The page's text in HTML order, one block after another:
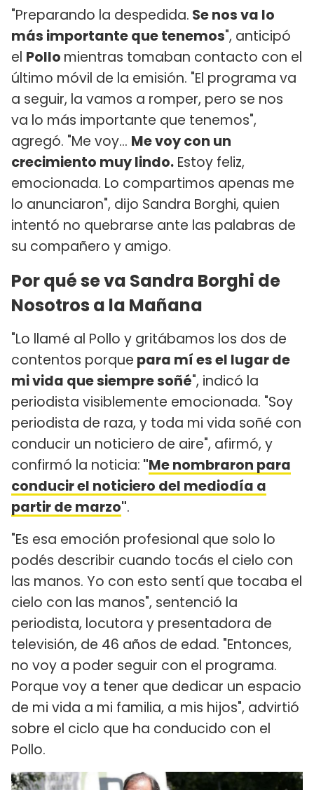
"Preparando la despedida. Se nos va lo
más importante que tenemos", anticipó
el Pollo mientras tomaban contacto con el
último móvil de la emisión. "El programa va
a seguir, la vamos a romper, pero se nos
va lo más importante que tenemos",
agregó. "Me voy... Me voy con un
crecimiento muy lindo. Estoy feliz,
emocionada. Lo compartimos apenas me
lo anunciaron", dijo Sandra Borghi, quien
intentó no quebrarse ante las palabras de
su compañero y amigo.
Por qué se va Sandra Borghi de
Nosotros a la Mañana
"Lo llamé al Pollo y gritábamos los dos de
contentos porque para mí es el lugar de
mi vida que siempre soñé", indicó la
periodista visiblemente emocionada. "Soy
periodista de raza, y toda mi vida soñé con
conducir un noticiero de aire", afirmó, y
confirmó la noticia: "Me nombraron para
conducir el noticiero del mediodía a
partir de marzo".
"Es esa emoción profesional que solo lo
podés describir cuando tocás el cielo con
las manos. Yo con esto sentí que tocaba el
cielo con las manos", sentenció la
periodista, locutora y presentadora de
televisión, de 46 años de edad. "Entonces,
no voy a poder seguir con el programa.
Porque voy a tener que dedicar un espacio
de mi vida a mi familia, a mis hijos", advirtió
sobre el ciclo que ha conducido con el
Pollo.